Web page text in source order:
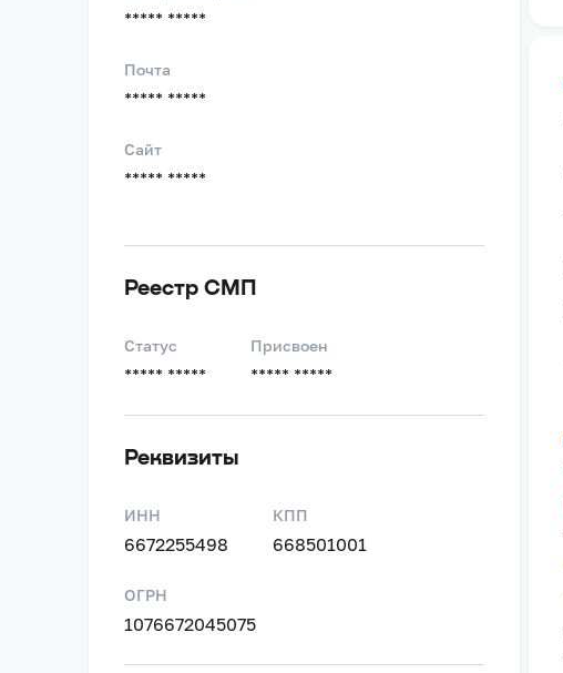
***** *****
Почта
***** *****
Сайт
***** *****
Реестр СМП
Статус
***** *****
Присвоен
***** *****
Реквизиты
ИНН
6672255498
КПП
668501001
ОГРН
1076672045075